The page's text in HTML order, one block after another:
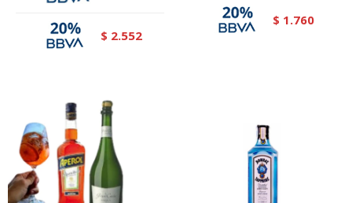
$ 2.552
$ 1.760